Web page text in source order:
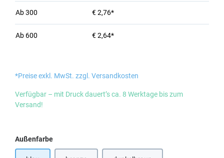
Ab300 € 2,76*
Ab 600 € 2,64*
*Preise exkl. MwSt. zzgl. Versandkosten
Verfügbar – mit Druck dauert’s ca. 8 Werktage bis zum
Versand!
Außenfarbeauswählen